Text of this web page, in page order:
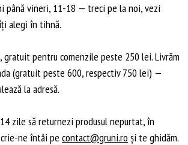
până vineri, 11-18 — treci pe la noi, vezi
alegi în tihnă.
gratuit pentru comenzile peste 250 lei. Livrăm
(gratuit peste 600, respectiv 750 lei) —
la adresă.
zile să returnezi produsul nepurtat, în
ne întâi pecontact@gruni.ro și te ghidăm.